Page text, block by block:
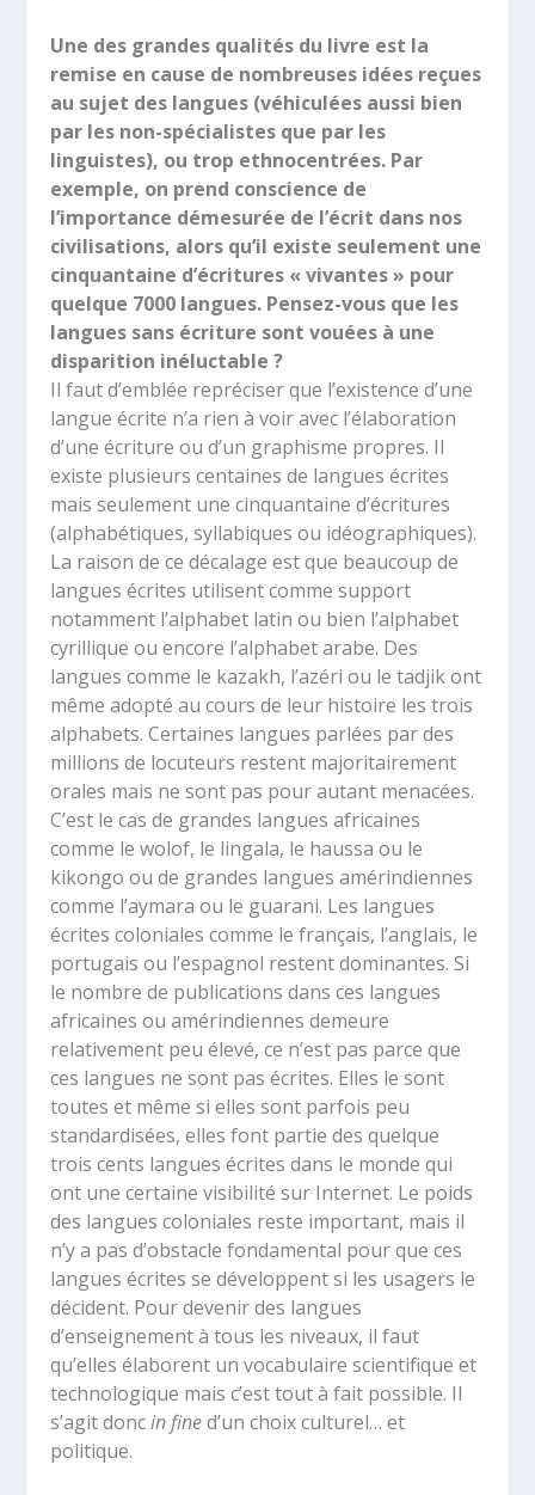
Une des grandes qualités du livre est la
remise en cause de nombreuses idées reçues
au sujet des langues (véhiculées aussi bien
par les non-spécialistes que par les
linguistes), ou trop ethnocentrées. Par
exemple, on prend conscience de
l’importance démesurée de l’écrit dans nos
civilisations, alors qu’il existe seulement une
cinquantaine d’écritures « vivantes » pour
quelque 7000 langues. Pensez-vous que les
langues sans écriture sont vouées à une
disparition inéluctable ?
Il faut d’emblée repréciser que l’existence d’une
langue écrite n’a rien à voir avec l’élaboration
d’une écriture ou d’un graphisme propres. Il
existe plusieurs centaines de langues écrites
mais seulement une cinquantaine d’écritures
(alphabétiques, syllabiques ou idéographiques).
La raison de ce décalage est que beaucoup de
langues écrites utilisent comme support
notamment l’alphabet latin ou bien l’alphabet
cyrillique ou encore l’alphabet arabe. Des
langues comme le kazakh, l’azéri ou le tadjik ont
même adopté au cours de leur histoire les trois
alphabets. Certaines langues parlées par des
millions de locuteurs restent majoritairement
orales mais ne sont pas pour autant menacées.
C’est le cas de grandes langues africaines
comme le wolof, le lingala, le haussa ou le
kikongo ou de grandes langues amérindiennes
comme l’aymara ou le guarani. Les langues
écrites coloniales comme le français, l’anglais, le
portugais ou l’espagnol restent dominantes. Si
le nombre de publications dans ces langues
africaines ou amérindiennes demeure
relativement peu élevé, ce n’est pas parce que
ces langues ne sont pas écrites. Elles le sont
toutes et même si elles sont parfois peu
standardisées, elles font partie des quelque
trois cents langues écrites dans le monde qui
ont une certaine visibilité sur Internet. Le poids
des langues coloniales reste important, mais il
n’y a pas d’obstacle fondamental pour que ces
langues écrites se développent si les usagers le
décident. Pour devenir des langues
d’enseignement à tous les niveaux, il faut
qu’elles élaborent un vocabulaire scientifique et
technologique mais c’est tout à fait possible. Il
s’agit doncin fined’un choix culturel… et
politique.